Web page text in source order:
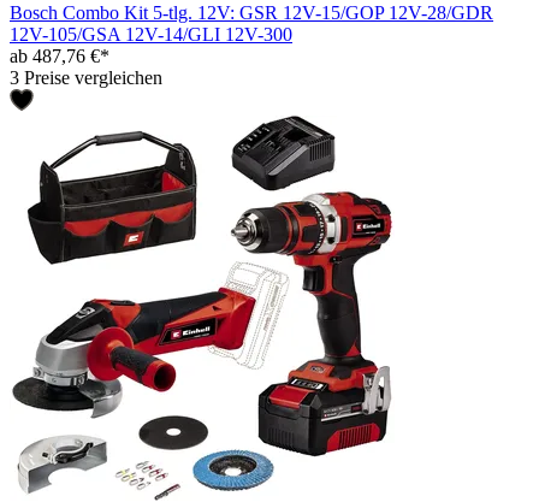
Bosch Combo Kit 5-tlg. 12V: GSR 12V-15/GOP 12V-28/GDR
12V-105/GSA 12V-14/GLI 12V-300
ab 487,76 €*
3 Preise vergleichen